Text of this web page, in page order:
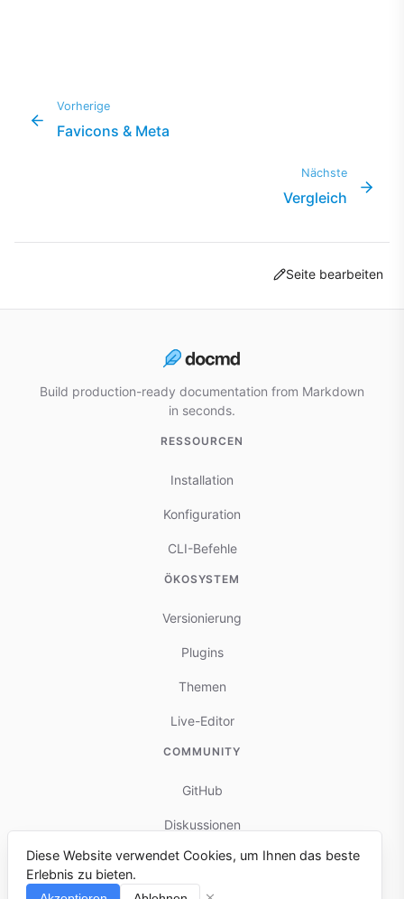
Vorherige
Favicons & Meta
Nächste
Vergleich
Seite bearbeiten
Build production-ready documentation from Markdown
in seconds.
RESSOURCEN
Installation
Konfiguration
CLI-Befehle
ÖKOSYSTEM
Versionierung
Plugins
Themen
Live-Editor
COMMUNITY
GitHub
Diskussionen
Mitwirken
Fehler melden
Diese Website verwendet Cookies, um Ihnen das beste
Erlebnis zu bieten.